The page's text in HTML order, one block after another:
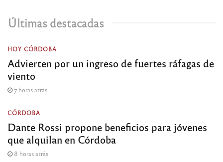
Últimas destacadas
HOY CÓRDOBA
Advierten por un ingreso de fuertes ráfagas de
viento
7 horas atrás
CÓRDOBA
Dante Rossi propone beneficios para jóvenes
que alquilan en Córdoba
8 horas atrás